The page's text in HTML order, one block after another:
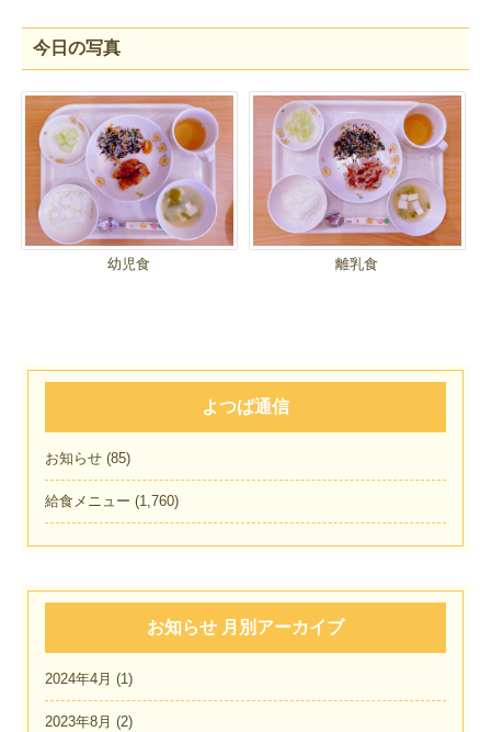
今日の写真
幼児食 離乳食
よつば通信
お知らせ (85)
給食メニュー (1,760)
お知らせ 月別アーカイブ
2024年4月 (1)
2023年8月 (2)